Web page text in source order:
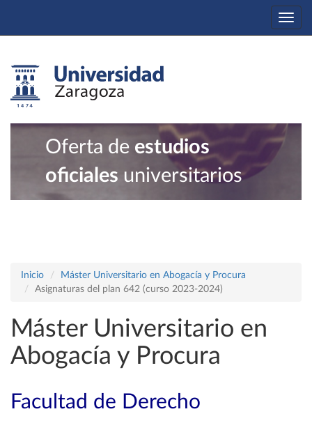
Oferta de estudios
oficiales universitarios
Inicio
Máster Universitario en Abogacía y Procura
Asignaturas del plan 642 (curso 2023-2024)
Máster Universitario en
Abogacía y Procura
Facultad de Derecho